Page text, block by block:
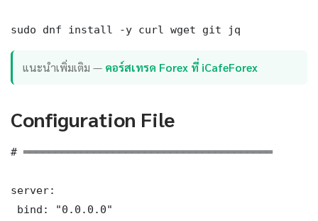
sudo dnf install -y curl wget git jq
แนะนำเพิ่มเติม — คอร์สเทรด Forex ที่ iCafeForex
Configuration File
# ═══════════════════════════════════════
server:
bind: "0.0.0.0"